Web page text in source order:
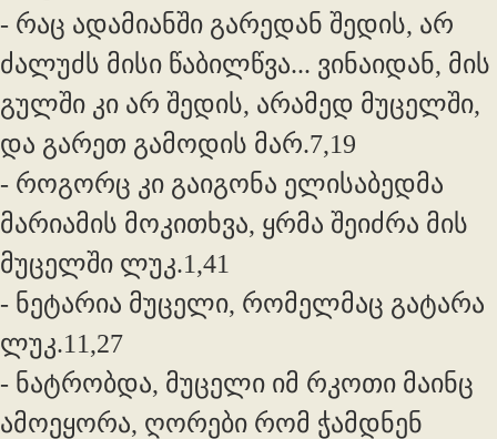
- რაც ადამიანში გარედან შედის, არ
ძალუძს მისი წაბილწვა... ვინაიდან, მის
გულში კი არ შედის, არამედ მუცელში,
და გარეთ გამოდის მარ.7,19
- როგორც კი გაიგონა ელისაბედმა
მარიამის მოკითხვა, ყრმა შეიძრა მის
მუცელში ლუკ.1,41
- ნეტარია მუცელი, რომელმაც გატარა
ლუკ.11,27
- ნატრობდა, მუცელი იმ რკოთი მაინც
ამოეყორა, ღორები რომ ჭამდნენ